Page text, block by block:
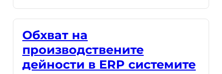
Обхват на
производствените
дейности в ERP системите